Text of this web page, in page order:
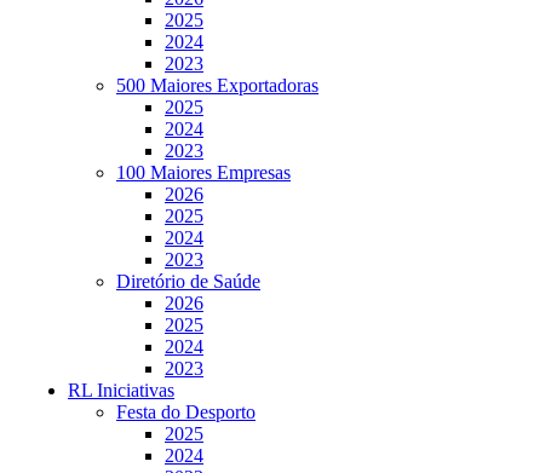
2025
2024
2023
500 Maiores Exportadoras
2025
2024
2023
100 Maiores Empresas
2026
2025
2024
2023
Diretório de Saúde
2026
2025
2024
2023
RL Iniciativas
Festa do Desporto
2025
2024